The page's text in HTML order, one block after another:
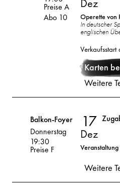
Dez
Operette von
In deutscher
englischen
Karten
Weitere
Preise A
Abo 10
17
Dez
Weitere
Balkon-Foyer
Donnerstag
19:30
Preise F